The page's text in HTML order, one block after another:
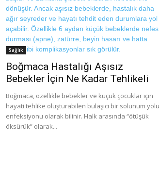
Haber
Sağlık
Boğmaca Hastalığı Aşısız
Bebekler İçin Ne Kadar Tehlikeli
Boğmaca, özellikle bebekler ve küçük çocuklar için
hayati tehlike oluşturabilen bulaşıcı bir solunum yolu
enfeksiyonu olarak bilinir. Halk arasında “ötüşük
öksürük” olarak...